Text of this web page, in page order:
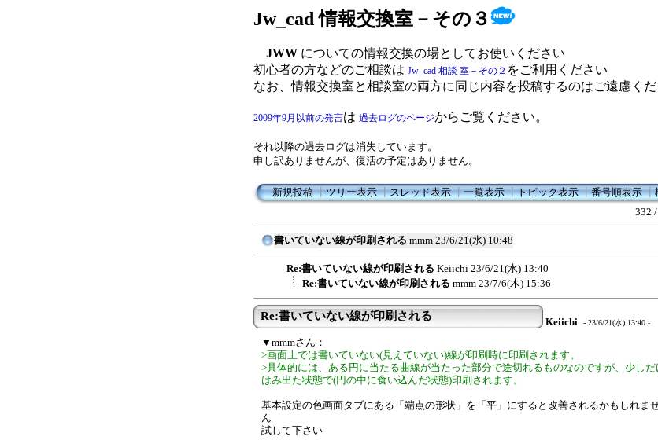
Jw_cad 情報交換室－その３
JWW についての情報交換の場としてお使いください
初心者の方などのご相談は Jw_cad 相談 室－その２ をご利用ください
なお、情報交換室と相談室の両方に同じ内容を投稿するのはご遠慮く
2009年9月以前の発言は 過去ログのページからご覧ください。
それ以降の過去ログは消失しています。
申し訳ありませんが、復活の予定はありません。
新規投稿┃ツリー表示┃スレッド表示┃一覧表示┃トピック表示┃番号順表示┃
332
書いていない線が印刷される mmm 23/6/21(水) 10:48
Re:書いていない線が印刷される Keiichi 23/6/21(水) 13:40
Re:書いていない線が印刷される mmm 23/7/6(木) 15:36
Re:書いていない線が印刷される Keiichi - 23/6/21(水) 13:40 -
▼mmmさん：
>画面上では書いていない(見えていない)線が印刷時に印刷されます。
>具体的には、ある円に当たる曲線が当たった部分で途切れるものなのですが、少しだ
はみ出た状態で(円の中に食い込んだ状態)印刷されます。
基本設定の色画面タブにある「端点の形状」を「平」にすると改善されるかもしれま
ん
試して下さい